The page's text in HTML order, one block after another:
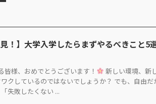
見！】大学入学したらまずやるべきこと5
皆様、おめでとうございます！
新しい環境、新
クしているのではないでしょうか？ でも、自由
失敗したくない ...